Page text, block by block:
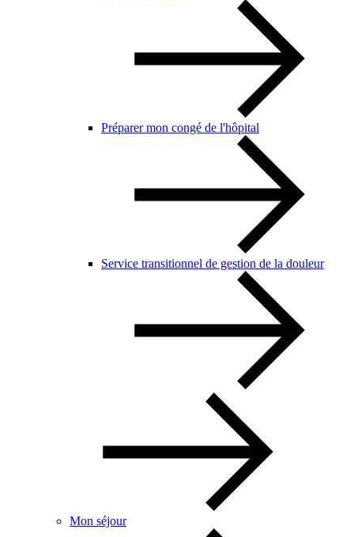
Préparer mon congé de l'hôpital
Service transitionnel de gestion de la douleur
Mon séjour